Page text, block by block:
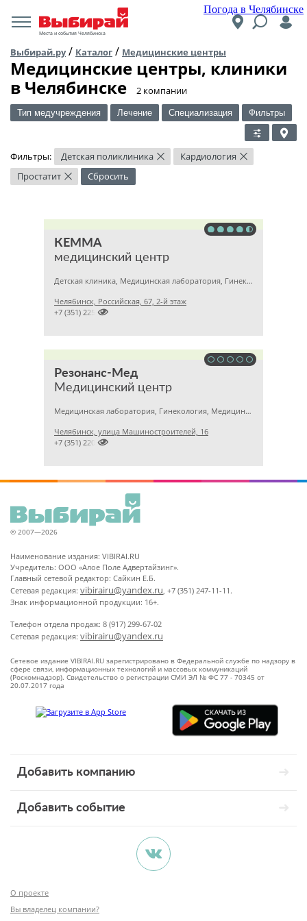
Погода в Челябинске
Места и события Челябинска
Выбирай.ру/ Каталог / Медицинские центры
Медицинские центры, клиники
в Челябинске
​2 компании
Тип медучреждения Лечение Специализация Фильтры
Фильтры: Детская поликлиника × Кардиология ×
Простатит × Сбросить
КЕММА
медицинский центр
Детская клиника, Медицинская лаборатория, Гинекология
Челябинск, Российская, 67, 2-й этаж

+7 (351) 2256145
Резонанс-Мед
Медицинский центр
Медицинская лаборатория, Гинекология, Медицинский центр
Челябинск, улица Машиностроителей, 16

+7 (351) 2201031
© 2007—2026
Наименование издания: VIBIRAI.RU
Учредитель: ООО «Алое Поле Адвертайзинг».
Главный сетевой редактор: Сайкин Е.Б.
Сетевая редакция: vibirairu@yandex.ru, +7 (351) 247-11-11.
Знак информационной продукции: 16+.
Телефон отдела продаж: 8 (917) 299-67-02
Сетевая редакция: vibirairu@yandex.ru
Сетевое издание VIBIRAI.RU зарегистрировано в Федеральной службе по надзору в
сфере связи, информационных технологий и массовых коммуникаций
(Роскомнадзор). Свидетельство о регистрации СМИ ЭЛ № ФС 77 - 70345 от
20.07.2017 года
Добавить компанию
Добавить событие
О проекте
Вы владелец компании?